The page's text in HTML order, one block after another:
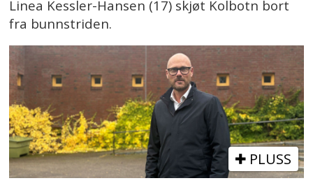
Linea Kessler-Hansen (17) skjøt Kolbotn bort
fra bunnstriden.
PLUSS